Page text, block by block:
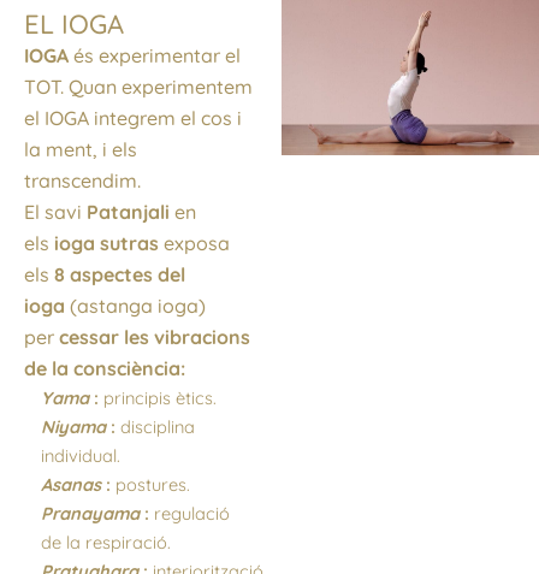
EL IOGA
IOGA és experimentar el
TOT. Quan experimentem
el IOGA integrem el cos i
la ment, i els
transcendim.
El savi Patanjali en
els ioga sutras exposa
els 8 aspectes del
ioga (astanga ioga)
per cessar les vibracions
de la consciència:
Yama : principis ètics.
Niyama : disciplina
individual.
Asanas : postures.
Pranayama : regulació
de la respiració.